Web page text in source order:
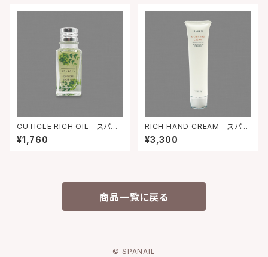
CUTICLE RICH OIL スパネ
イル キューティクルリッチオイ
ルN 10mL
¥1,760
RICH HAND CREAM スパネ
イル リッチ ハンドクリームP
70ｇ
¥3,300
商品一覧に戻る
© SPANAIL